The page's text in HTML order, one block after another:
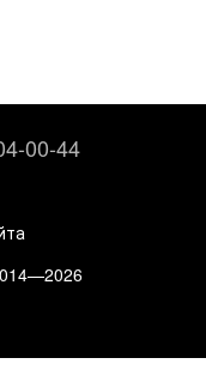
00-44